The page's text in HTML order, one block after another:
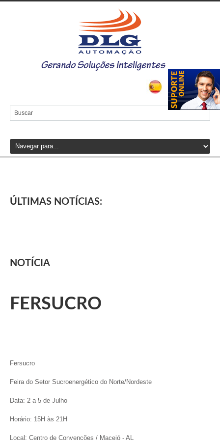
ÚLTIMAS NOTÍCIAS:
NOTÍCIA
FERSUCRO
Fersucro
Feira do Setor Sucroenergético do Norte/Nordeste
Data: 2 a 5 de Julho
Horário: 15H às 21H
Local: Centro de Convenções / Maceió - AL